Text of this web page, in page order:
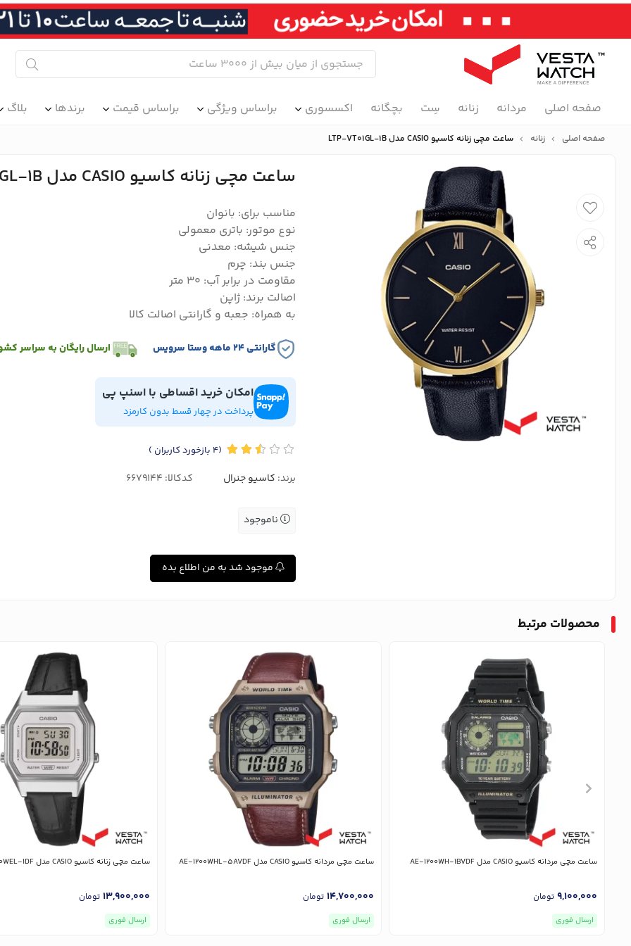
صفحه اصلی مردانه زنانه سِت بچگانه اکسسوری براساس ویژگی براساس قیمت برندها بلاگ
صفحه اصلی زنانه ساعت مچی زنانه کاسیو CASIO مدل LTP-VT01GL-1B
ساعت مچی زنانه کاسیو CASIO مدل LTP-VT01GL-1B
مناسب برای: بانوان
نوع موتور: باتری معمولی
جنس شیشه: معدنی
جنس بند: چرم
مقاومت در برابر آب: 30 متر
اصالت برند: ژاپن
به همراه: جعبه و گارانتی اصالت کالا
گارانتی ۲۴ ماهه وستا سرویس ارسال رایگان به سراسر
امکان خرید اقساطی با اسنپ پی
پرداخت در چهار قسط بدون کارمزد
(4 بازخورد کاربران )
برند: کاسیو جنرال کدکالا:
ناموجود
موجود شد به من اطلاع بده
محصولات مرتبط
ساعت مچی مردانه کاسیو CASIO مدل AE-1200WH-1BVDF
9,100,000 تومان
ارسال فوری
ساعت مچی مردانه کاسیو CASIO مدل AE-1200WHL-5AVDF
14,700,000 تومان
ارسال فوری
ساعت مچی زنانه کاسیو CASIO مدل LA680WEL-1DF
13,900,000 تومان
ارسال فوری